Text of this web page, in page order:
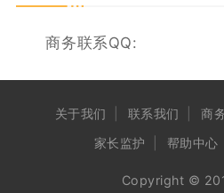
商务联系QQ:
关于我们 联系我们 商
家长监护
帮助中心
Copyright ©